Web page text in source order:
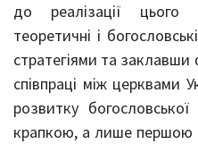
до реалізації цього
теоретичні і
стратегіями та
співпраці між церквами
розвитку
крапкою, а лише першою